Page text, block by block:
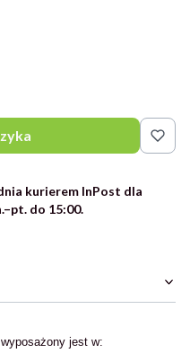
kurierem InPost dla
do 15:00.
jest w: